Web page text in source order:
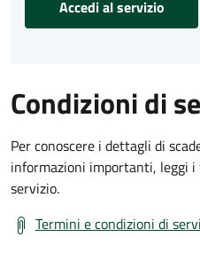
Accedi al servizio
Condizioni di
Per conoscere i dettagli di
informazioni importanti, leggi
servizio.
Termini e condizioni di